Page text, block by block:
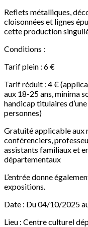
Reflets métalliques,
cloisonnées et lignes
cette production
Conditions :
Tarif plein : 6 €
Tarif réduit : 4 €
aux 18-25 ans, minima
handicap titulaires
personnes)
Gratuité applicable aux
conférenciers,
assistants familiaux et
départementaux
L’entrée donne
expositions.
Date : Du 04/10/2025
Lieu : Centre culturel